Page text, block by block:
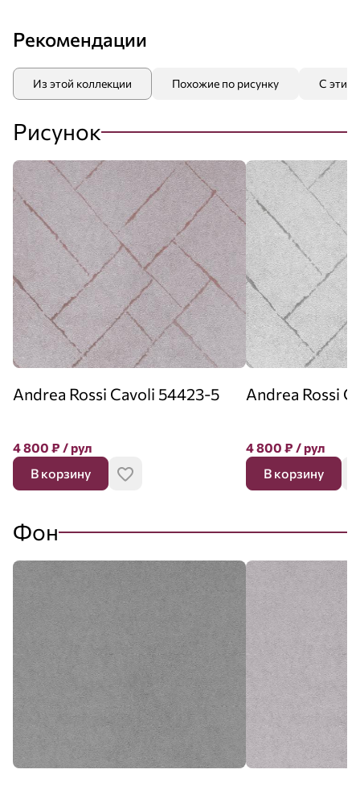
Рекомендации
Из этой коллекции Похожие по рисунку С этим
Рисунок
Andrea Rossi Cavoli 54423-5
4 800 ₽ / рул
В корзину
Andrea Rossi
4 800 ₽ / рул
В корзину
Фон